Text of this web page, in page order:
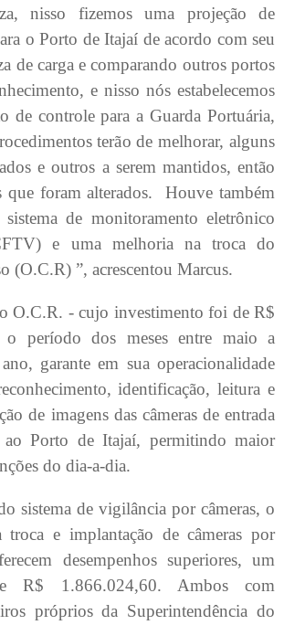
nisso fizemos uma projeção de
o Porto de Itajaí de acordo com seu
de carga e comparando outros portos
e nisso nós estabelecemos
de controle para a Guarda Portuária,
terão de melhorar, alguns
e outros a serem mantidos, então
foram alterados.
Houve também
de monitoramento eletrônico
e uma melhoria na troca do
(O.C.R) ”, acrescentou Marcus.
O.C.R. - cujo investimento foi de R$
o período dos meses entre maio a
garante em sua operacionalidade
identificação, leitura e
de imagens das câmeras de entrada
ao Porto de Itajaí, permitindo maior
do dia-a-dia.
sistema de vigilância por câmeras, o
e implantação de câmeras por
desempenhos superiores, um
R$ 1.866.024,60. Ambos com
próprios da Superintendência do